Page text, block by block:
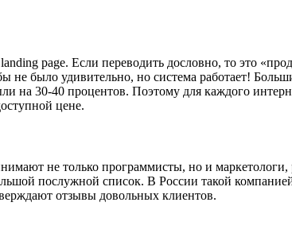
page. Если переводить дословно, то это
было удивительно, но система работает!
на 30-40 процентов. Поэтому для каждого
цене.
не только программисты, но и
послужной список. В России такой компанией
отзывы довольных клиентов.